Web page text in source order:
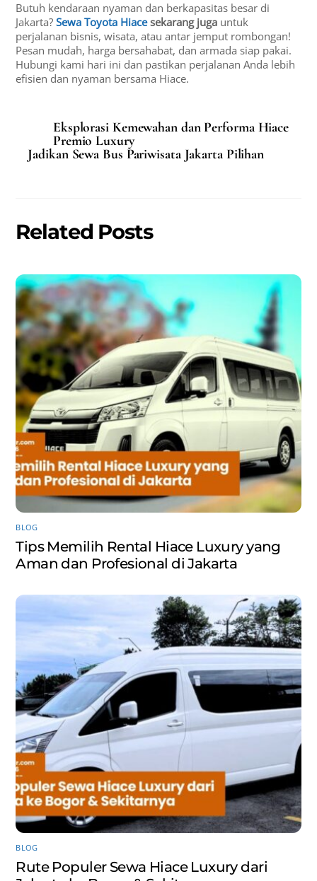
Butuh kendaraan nyaman dan berkapasitas besar di
Jakarta?Sewa Toyota Hiacesekarang juga untuk
perjalanan bisnis, wisata, atau antar jemput rombongan!
Pesan mudah, harga bersahabat, dan armada siap pakai.
Hubungi kami hari ini dan pastikan perjalanan Anda lebih
efisien dan nyaman bersama Hiace.
Eksplorasi Kemewahan dan Performa Hiace
Premio Luxury
Jadikan Sewa Bus Pariwisata Jakarta Pilihan
Related Posts
BLOG
Tips Memilih Rental Hiace Luxury yang
Aman dan Profesional di Jakarta
BLOG
Rute Populer Sewa Hiace Luxury dari